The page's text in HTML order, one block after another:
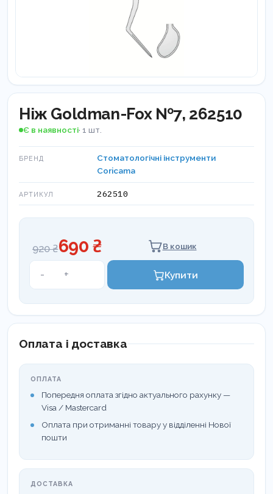
Ніж Goldman-Fox №7, 262510
Є в наявності· 1 шт.
БРЕНД
Стоматологічні інструменти
Coricama
АРТИКУЛ 262510
920 ₴690 ₴ В кошик
-
Ніж
262510
кількість
+ Купити
Оплата і доставка
ОПЛАТА
Попередня оплата згідно актуального рахунку —
Visa / Mastercard
Оплата при отриманні товару у відділенні Нової
пошти
ДОСТАВКА